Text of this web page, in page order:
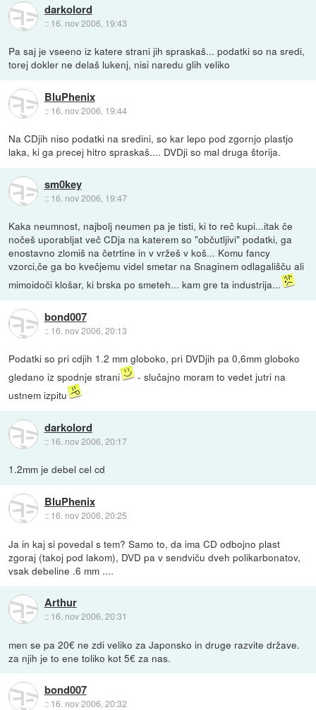
darkolord
:: 16. nov 2006, 19:43
Pa saj je vseeno iz katere strani jih spraskaš... podatki so na sredi,
torej dokler ne delaš lukenj, nisi naredu glih veliko
BluPhenix
:: 16. nov 2006, 19:44
Na CDjih niso podatki na sredini, so kar lepo pod zgornjo plastjo
laka, ki ga precej hitro spraskaš.... DVDji so mal druga štorija.
sm0key
:: 16. nov 2006, 19:47
Kaka neumnost, najbolj neumen pa je tisti, ki to reč kupi...itak če
nočeš uporabljat več CDja na katerem so "občutljivi" podatki, ga
enostavno zlomiš na četrtine in v vržeš v koš... Komu fancy
vzorci,če ga bo kvečjemu videl smetar na Snaginem odlagališču ali
mimoidoči klošar, ki brska po smeteh... kam gre ta industrija...
bond007
:: 16. nov 2006, 20:13
Podatki so pri cdjih 1.2 mm globoko, pri DVDjih pa 0,6mm globoko
gledano iz spodnje strani
- slučajno moram to vedet jutri na
ustnem izpitu
darkolord
:: 16. nov 2006, 20:17
1.2mm je debel cel cd
BluPhenix
:: 16. nov 2006, 20:25
Ja in kaj si povedal s tem? Samo to, da ima CD odbojno plast
zgoraj (takoj pod lakom), DVD pa v sendviču dveh polikarbonatov,
vsak debeline .6 mm ....
Arthur
:: 16. nov 2006, 20:31
men se pa 20€ ne zdi veliko za Japonsko in druge razvite države.
za njih je to ene toliko kot 5€ za nas.
bond007
:: 16. nov 2006, 20:32